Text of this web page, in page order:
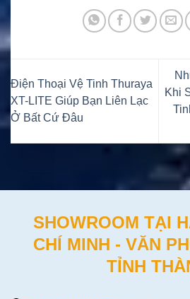
Điện Thoại Vệ Tinh Thuraya
XT-LITE Giúp Bạn Liên Lạc
Ở Bất Cứ Đâu
Khi
SHOWROOM TẠI
CHÍ MINH - VĂN
TỈNH